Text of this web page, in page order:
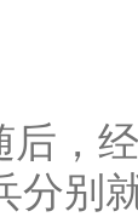
后，
分别